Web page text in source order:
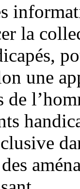
la
une
de